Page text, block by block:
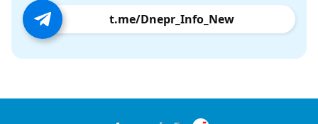
t.me/Dnepr_Info_New